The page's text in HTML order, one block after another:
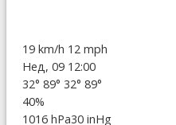
19 km/h 12 mph
Нед, 09 12:00
32° 89° 32° 89°
40%
1016 hPa30 inHg